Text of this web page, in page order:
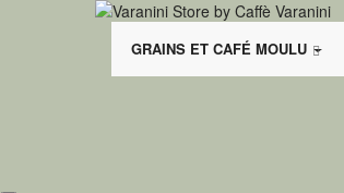
GRAINS ET CAFÉ MOULU